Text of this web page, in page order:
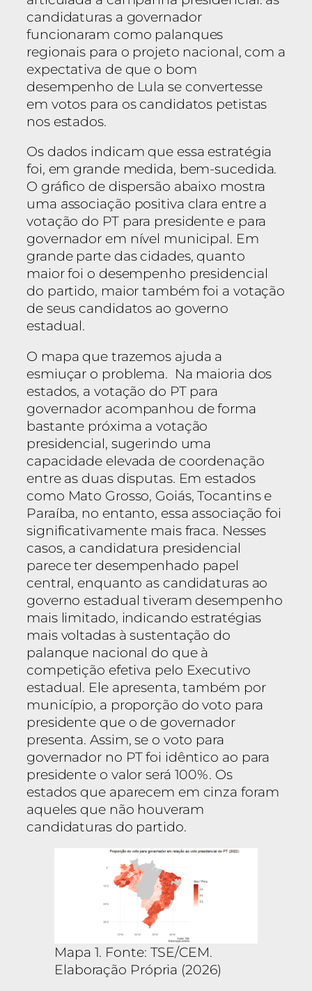
candidaturas a governador
funcionaram como palanques
regionais para o projeto nacional, com a
expectativa de que o bom
desempenho de Lula se convertesse
em votos para os candidatos petistas
nos estados.
Os dados indicam que essa estratégia
foi, em grande medida, bem-sucedida.
O gráfico de dispersão abaixo mostra
uma associação positiva clara entre a
votação do PT para presidente e para
governador em nível municipal. Em
grande parte das cidades, quanto
maior foi o desempenho presidencial
do partido, maior também foi a votação
de seus candidatos ao governo
estadual.
O mapa que trazemos ajuda a
esmiuçar o problema. Na maioria dos
estados, a votação do PT para
governador acompanhou de forma
bastante próxima a votação
presidencial, sugerindo uma
capacidade elevada de coordenação
entre as duas disputas. Em estados
como Mato Grosso, Goiás, Tocantins e
Paraíba, no entanto, essa associação foi
significativamente mais fraca. Nesses
casos, a candidatura presidencial
parece ter desempenhado papel
central, enquanto as candidaturas ao
governo estadual tiveram desempenho
mais limitado, indicando estratégias
mais voltadas à sustentação do
palanque nacional do que à
competição efetiva pelo Executivo
estadual. Ele apresenta, também por
município, a proporção do voto para
presidente que o de governador
presenta. Assim, se o voto para
governador no PT foi idêntico ao para
presidente o valor será 100%. Os
estados que aparecem em cinza foram
aqueles que não houveram
candidaturas do partido.
Mapa 1. Fonte: TSE/CEM.
Elaboração Própria (2026)